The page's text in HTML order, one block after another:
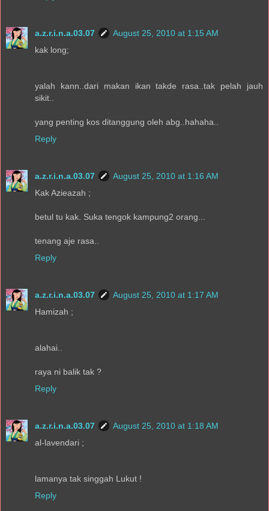
a.z.r.i.n.a.03.07
August 25, 2010 at 1:15 AM
kak long;
yalah kann..dari makan ikan takde rasa..tak pelah jauh
sikit..
yang penting kos ditanggung oleh abg..hahaha..
Reply
a.z.r.i.n.a.03.07
August 25, 2010 at 1:16 AM
Kak Azieazah ;
betul tu kak. Suka tengok kampung2 orang...
tenang aje rasa..
Reply
a.z.r.i.n.a.03.07
August 25, 2010 at 1:17 AM
Hamizah ;
alahai..
raya ni balik tak ?
Reply
a.z.r.i.n.a.03.07
August 25, 2010 at 1:18 AM
al-lavendari ;
lamanya tak singgah Lukut !
Reply